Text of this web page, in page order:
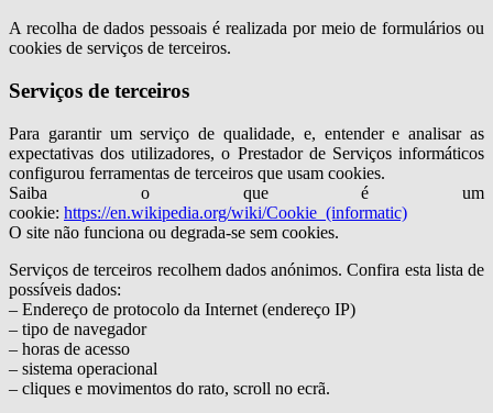
A recolha de dados pessoais é realizada por meio de formulários ou
cookies de serviços de terceiros.
Serviços de terceiros
Para garantir um serviço de qualidade, e, entender e analisar as
expectativas dos utilizadores, o Prestador de Serviços informáticos
configurou ferramentas de terceiros que usam cookies.
Saiba o que é um
cookie: https://en.wikipedia.org/wiki/Cookie_(informatic)
O site não funciona ou degrada-se sem cookies.
Serviços de terceiros recolhem dados anónimos. Confira esta lista de
possíveis dados:
– Endereço de protocolo da Internet (endereço IP)
– tipo de navegador
– horas de acesso
– sistema operacional
– cliques e movimentos do rato, scroll no ecrã.